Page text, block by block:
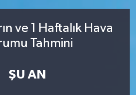
ve 1 Haftalık Hava
Tahmini
ŞU AN